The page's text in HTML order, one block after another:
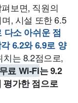
보면, 직원의
, 시설 또한 6.5
다소 아쉬운 점
6.2와 6.9로 양
치는 8.2점으로,
무료 Wi-Fi는 9.2
평가한 점으로